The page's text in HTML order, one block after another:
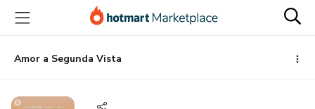
principal
página
de
página
Amor a Segunda Vista